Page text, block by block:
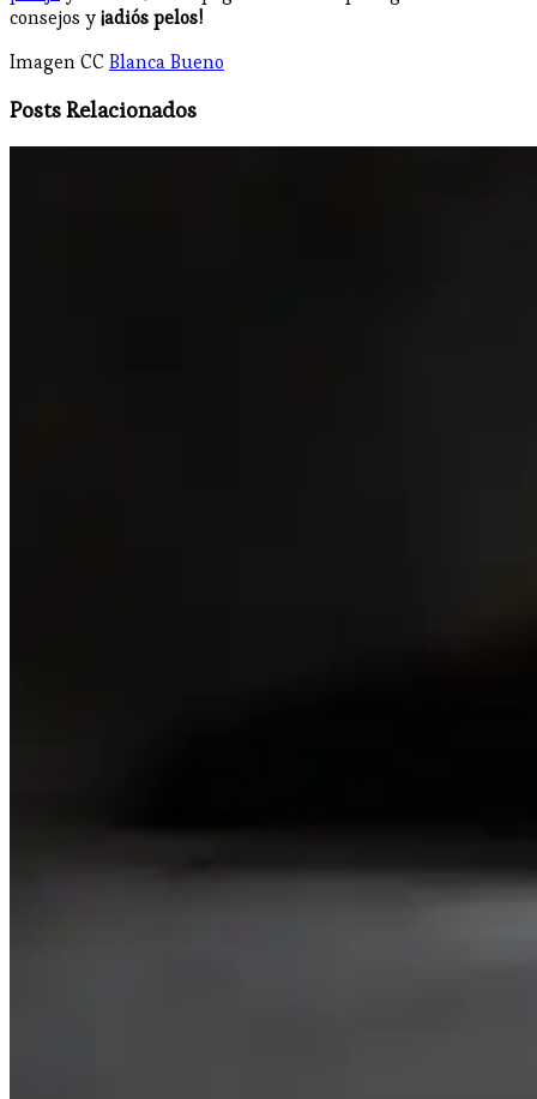
consejos y¡adiós pelos!
Imagen CC Blanca Bueno
Posts Relacionados